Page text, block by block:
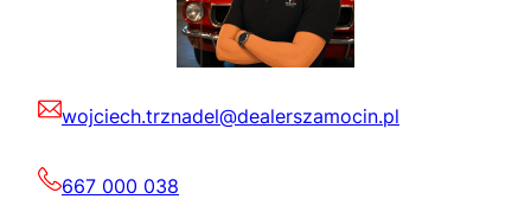
wojciech.trznadel@dealerszamocin.pl
667 000 038